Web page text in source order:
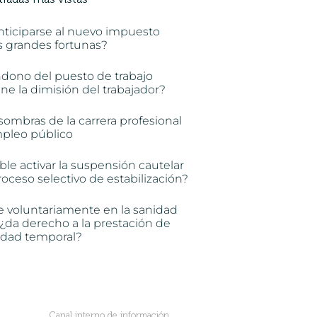
al nuevo impuesto
grandes fortunas?
del puesto de trabajo
la dimisión del trabajador?
de la carrera profesional
público
activar la suspensión cautelar
selectivo de estabilización?
voluntariamente en la sanidad
derecho a la prestación de
temporal?